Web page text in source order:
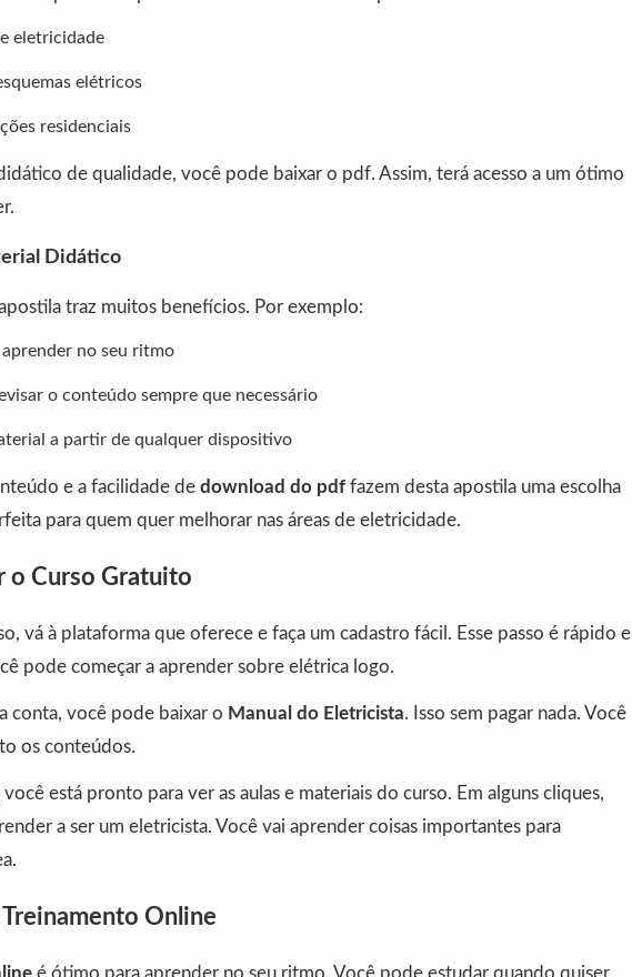
eletricidade
elétricos
residenciais
de qualidade, você pode baixar o pdf. Assim, terá acesso a um ótimo
Didático
traz muitos benefícios. Por exemplo:
no seu ritmo
o conteúdo sempre que necessário
a partir de qualquer dispositivo
e a facilidade de download do pdf fazem desta apostila uma escolha
para quem quer melhorar nas áreas de eletricidade.
o Curso Gratuito
vá à plataforma que oferece e faça um cadastro fácil. Esse passo é rápido e
pode começar a aprender sobre elétrica logo.
conta, você pode baixar o Manual do Eletricista. Isso sem pagar nada. Você
os conteúdos.
está pronto para ver as aulas e materiais do curso. Em alguns cliques,
a ser um eletricista. Você vai aprender coisas importantes para
Online